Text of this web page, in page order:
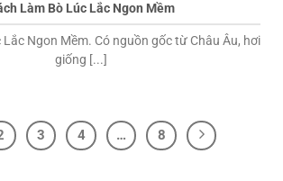
Làm Bò Lúc Lắc Ngon Mềm
Lắc Ngon Mềm. Có nguồn gốc từ Châu Âu, hơi
giống [...]
3 4 … 8